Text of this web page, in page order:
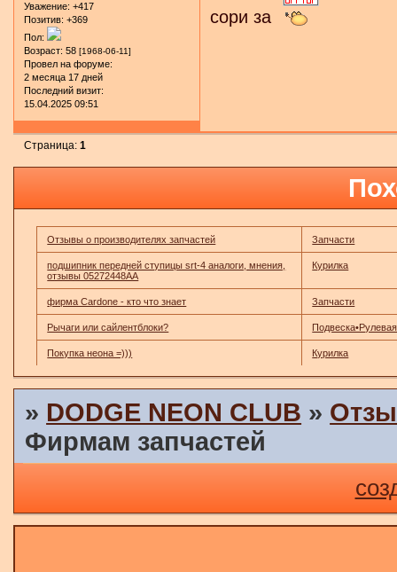
Уважение: +417
Позитив: +369
Пол:
Возраст: 58 [1968-06-11]
Провел на форуме:
2 месяца 17 дней
Последний визит:
15.04.2025 09:51
сори за
Страница:1
Отзывы о производителях запчастей Запчасти
подшипник передней ступицы srt-4 аналоги, мнения,
отзывы 05272448AA
Курилка
фирма Cardone - кто что знает Запчасти
Рычаги или сайлентблоки?
Покупка неона =))) Курилка
» DODGE NEON CLUB »
Фирмам запчастей